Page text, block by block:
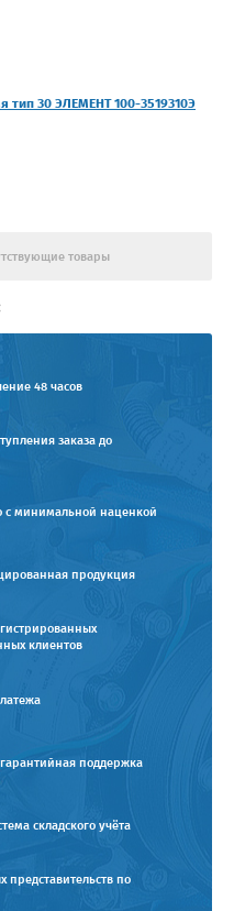
тип 30 ЭЛЕМЕНТ 100-3519310Э
товары
48 часов
заказа до
с минимальной наценкой
продукция
клиентов
поддержка
складского учёта
представительств по